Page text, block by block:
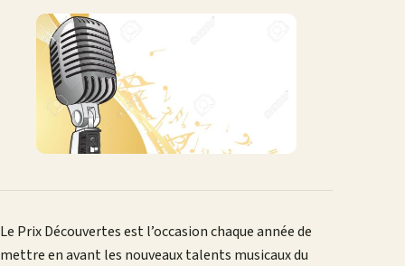
Le Prix Découvertes est l’occasion chaque année de
mettre en avant les nouveaux talents musicaux du